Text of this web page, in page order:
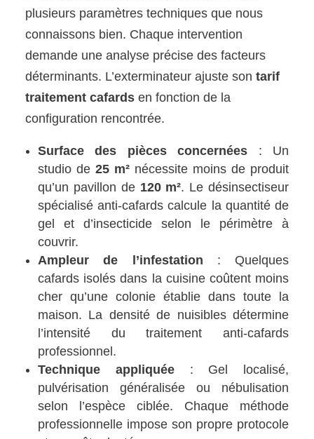
plusieurs paramètres techniques que nous
connaissons bien. Chaque intervention
demande une analyse précise des facteurs
déterminants. L’exterminateur ajuste sontarif
traitement cafards en fonction de la
configuration rencontrée.
Surface des pièces concernées : Un
studio de25 m² nécessite moins de produit
qu’un pavillon de 120 m². Le désinsectiseur
spécialisé anti-cafards calcule la quantité de
gel et d’insecticide selon le périmètre à
couvrir.
Ampleur de l’infestation : Quelques
cafards isolés dans la cuisine coûtent moins
cher qu’une colonie établie dans toute la
maison. La densité de nuisibles détermine
l’intensité du traitement anti-cafards
professionnel.
Technique appliquée: Gel localisé,
pulvérisation généralisée ou nébulisation
selon l’espèce ciblée. Chaque méthode
professionnelle impose son propre protocole